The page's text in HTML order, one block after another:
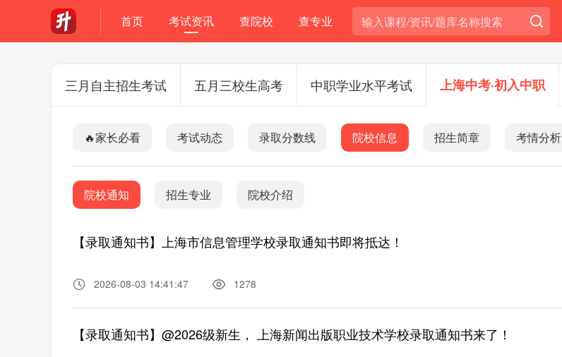
首页 考试资讯 查院校 查专业
三月自主招生考试 五月三校生高考 中职学业水平考试 上海中考·初入中职
🔥家长必看 考试动态 录取分数线 院校信息 招生简章 考情分析
院校通知 招生专业 院校介绍
【录取通知书】上海市信息管理学校录取通知书即将抵达！
2026-08-03 14:41:47 1278
【录取通知书】@2026级新生， 上海新闻出版职业技术学校录取通知书来了！